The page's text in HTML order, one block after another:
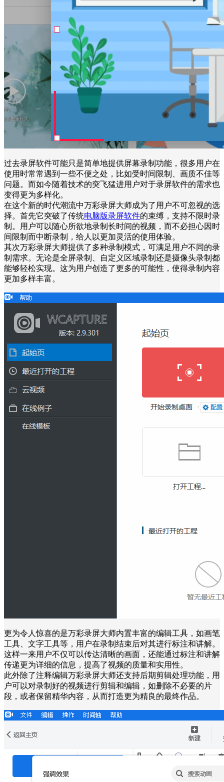
过去录屏软件可能只是简单地提供屏幕录制功能，很多用户在
使用时常常遇到一些不便之处，比如受时间限制、画质不佳等
问题。而如今随着技术的突飞猛进用户对于录屏软件的需求也
变得更为多样化。
在这个新的时代潮流中万彩录屏大师成为了用户不可忽视的选
择。首先它突破了传统电脑版录屏软件的束缚，支持不限时录
制。用户可以随心所欲地录制长时间的视频，而不必担心因时
间限制而中断录制，给人以更加灵活的使用体验。
其次万彩录屏大师提供了多种录制模式，可满足用户不同的录
制需求。无论是全屏录制、自定义区域录制还是摄像头录制都
能够轻松实现。这为用户创造了更多的可能性，使得录制内容
更加多样丰富。
更为令人惊喜的是万彩录屏大师内置丰富的编辑工具，如画笔
工具、文字工具等，用户在录制结束后对其进行标注和讲解。
这样一来用户不仅可以传达清晰的画面，还能通过标注和讲解
传递更为详细的信息，提高了视频的质量和实用性。
此外除了注释编辑万彩录屏大师还支持后期剪辑处理功能，用
户可以对录制好的视频进行剪辑和编辑，如删除不必要的片
段，或者保留精华内容，从而打造更为精良的最终作品。